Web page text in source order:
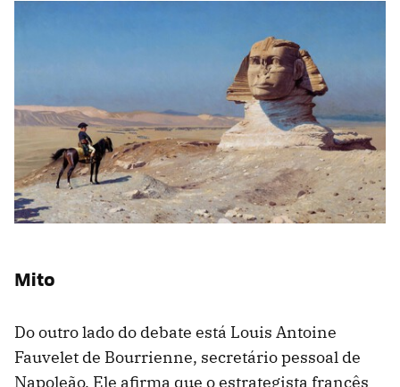
Mito
Do outro lado do debate está Louis Antoine
Fauvelet de Bourrienne, secretário pessoal de
Napoleão. Ele afirma que o estrategista francês